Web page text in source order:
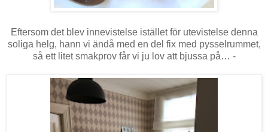
Eftersom det blev innevistelse istället för utevistelse denna
soliga helg, hann vi ändå med en del fix med pysselrummet,
så ett litet smakprov får vi ju lov att bjussa på… -